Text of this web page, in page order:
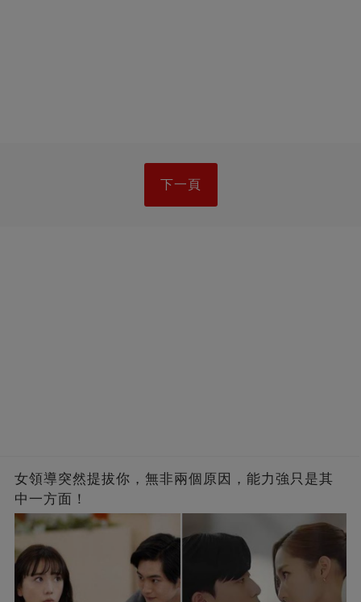
下一頁
女領導突然提拔你，無非兩個原因，能力強只是其
中一方面！